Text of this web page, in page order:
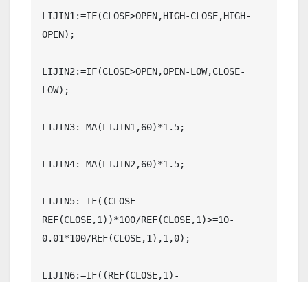
LIJIN1:=IF(CLOSE>OPEN,HIGH-CLOSE,HIGH-
OPEN);
LIJIN2:=IF(CLOSE>OPEN,OPEN-LOW,CLOSE-
LOW);
LIJIN3:=MA(LIJIN1,60)*1.5;
LIJIN4:=MA(LIJIN2,60)*1.5;
LIJIN5:=IF((CLOSE-
REF(CLOSE,1))*100/REF(CLOSE,1)>=10-
0.01*100/REF(CLOSE,1),1,0);
LIJIN6:=IF((REF(CLOSE,1)-